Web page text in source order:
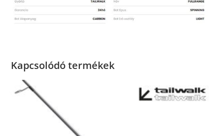
Kapcsolódó termékek